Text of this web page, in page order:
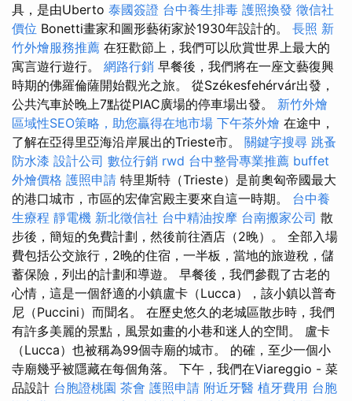
具，是由Uberto 泰國簽證 台中養生排毒 護照換發 徵信社
價位 Bonetti畫家和圖形藝術家於1930年設計的。 長照 新
竹外燴服務推薦 在狂歡節上，我們可以欣賞世界上最大的
寓言遊行遊行。 網路行銷 早餐後，我們將在一座文藝復興
時期的佛羅倫薩開始觀光之旅。 從Székesfehérvár出發，
公共汽車於晚上7點從PIAC廣場的停車場出發。 新竹外燴
區域性SEO策略，助您贏得在地市場 下午茶外燴 在途中，
了解在亞得里亞海沿岸展出的Trieste市。 關鍵字搜尋 跳蚤
防水漆 設計公司 數位行銷 rwd 台中整骨專業推薦 buffet
外燴價格 護照申請 特里斯特（Trieste）是前奧匈帝國最大
的港口城市，市區的宏偉宮殿主要來自這一時期。 台中養
生療程 靜電機 新北徵信社 台中精油按摩 台南搬家公司 散
步後，簡短的免費計劃，然後前往酒店（2晚）。 全部入場
費包括公交旅行，2晚的住宿，一半板，當地的旅遊稅，儲
蓄保險，列出的計劃和導遊。 早餐後，我們參觀了古老的
心情，這是一個舒適的小鎮盧卡（Lucca），該小鎮以普奇
尼（Puccini）而聞名。 在歷史悠久的老城區散步時，我們
有許多美麗的景點，風景如畫的小巷和迷人的空間。 盧卡
（Lucca）也被稱為99個寺廟的城市。 的確，至少一個小
寺廟幾乎被隱藏在每個角落。 下午，我們在Viareggio - 菜
品設計 台胞證桃園 茶會 護照申請 附近牙醫 植牙費用 台胞